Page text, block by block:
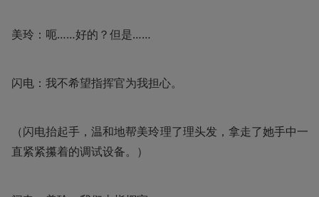
美玲：呃……好的？但是……
闪电：我不希望指挥官为我担心。
（闪电抬起手，温和地帮美玲理了理头发，拿走了她手中一
直紧紧攥着的调试设备。）